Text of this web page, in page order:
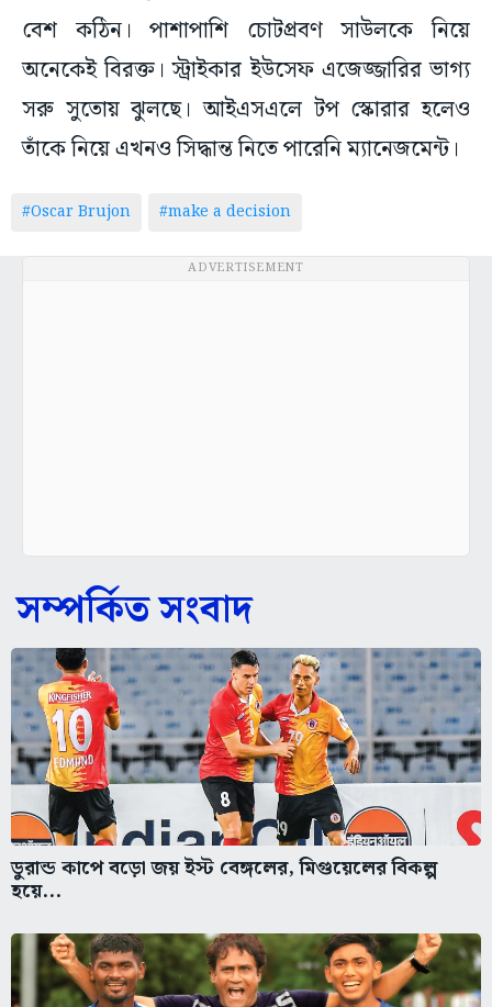
বেশ কঠিন। পাশাপাশি চোটপ্রবণ সাউলকে নিয়ে
অনেকেই বিরক্ত। স্ট্রাইকার ইউসেফ এজেজ্জারির ভাগ্য
সরু সুতোয় ঝুলছে। আইএসএলে টপ স্কোরার হলেও
তাঁকে নিয়ে এখনও সিদ্ধান্ত নিতে পারেনি ম্যানেজমেন্ট।
#Oscar Brujon #make a decision
ADVERTISEMENT
সম্পর্কিত সংবাদ
ডুরান্ড কাপে বড়ো জয় ইস্ট বেঙ্গলের, মিগুয়েলের বিকল্প
হয়ে...